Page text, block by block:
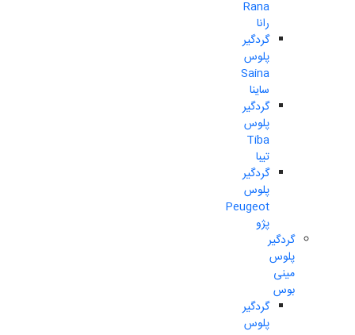
Rana
رانا
گردگیر
پلوس
Saina
ساینا
گردگیر
پلوس
Tiba
تیبا
گردگیر
پلوس
Peugeot
پژو
گردگیر
پلوس
مینی
بوس
گردگیر
پلوس